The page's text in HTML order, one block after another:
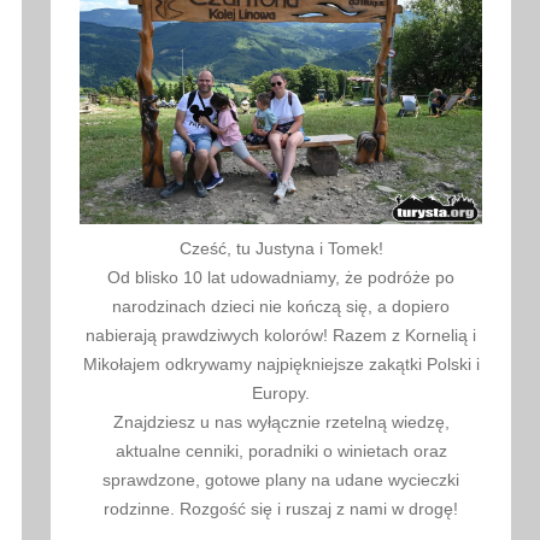
Cześć, tu Justyna i Tomek!
Od blisko 10 lat udowadniamy, że podróże po
narodzinach dzieci nie kończą się, a dopiero
nabierają prawdziwych kolorów! Razem z Kornelią i
Mikołajem odkrywamy najpiękniejsze zakątki Polski i
Europy.
Znajdziesz u nas wyłącznie rzetelną wiedzę,
aktualne cenniki, poradniki o winietach oraz
sprawdzone, gotowe plany na udane wycieczki
rodzinne. Rozgość się i ruszaj z nami w drogę!